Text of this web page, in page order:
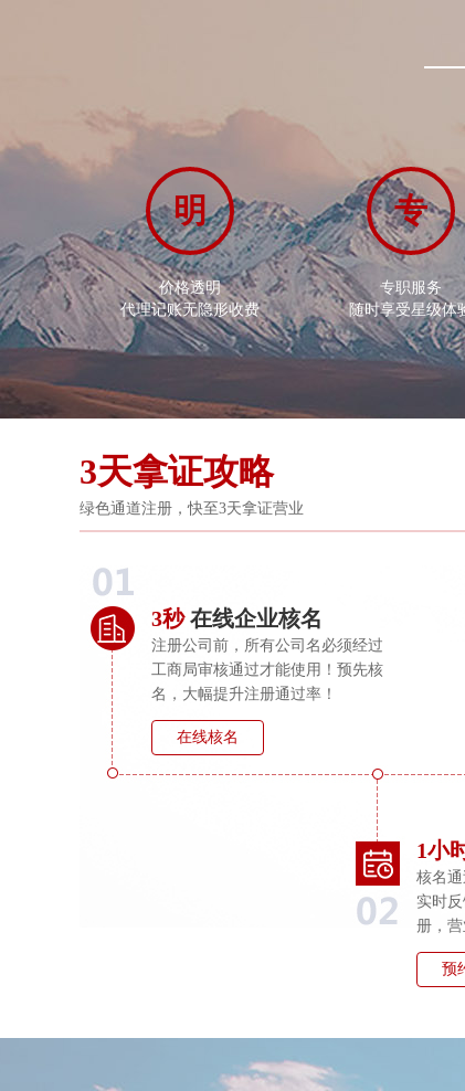
明
价格透明
代理记账无隐形收费
专
专职服务
随时享受星级体
3天拿证攻略
绿色通道注册，快至3天拿证营业
3秒 在线企业核名
注册公司前，所有公司名必须经过
工商局审核通过才能使用！预先核
名，大幅提升注册通过率！
在线核名
1小
核名通
实时
册，营
预